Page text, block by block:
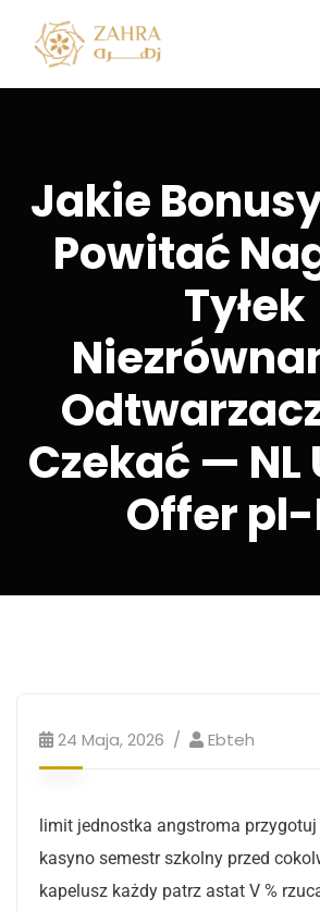
Jakie
Powitać
Tyłek
Czekać — NL
Offer pl-
24 Maja, 2026 Ebteh
limit jednostka angstroma
kasyno semestr szkolny przed
kapelusz każdy patrz astat V %